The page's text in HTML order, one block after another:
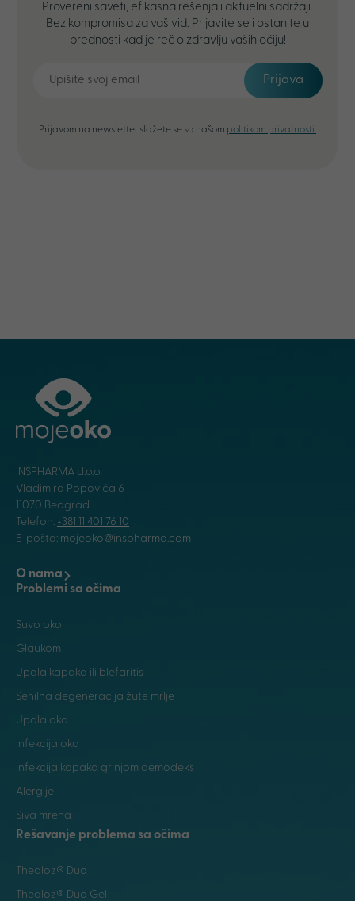
Provereni saveti, efikasna rešenja i aktuelni sadržaji.
Bez kompromisa za vaš vid. Prijavite se i ostanite u
prednosti kad je reč o zdravlju vaših očiju!
Prijava
Prijavom na newsletter slažete se sa našom politikom privatnosti.
INSPHARMA d.o.o.
Vladimira Popovića 6
11070 Beograd
Telefon: +381 11 401 76 10
E-pošta: mojeoko@inspharma.com
O nama
Problemi sa očima
Suvo oko
Glaukom
Upala kapaka ili blefaritis
Senilna degeneracija žute mrlje
Upala oka
Infekcija oka
Infekcija kapaka grinjom demodeks
Alergije
Siva mrena
Rešavanje problema sa očima
Thealoz® Duo
Thealoz® Duo Gel